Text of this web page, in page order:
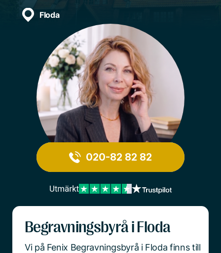
Floda
020-82 82 82
Begravningsbyrå i Floda
Vi på Fenix Begravningsbyrå i Floda finns till